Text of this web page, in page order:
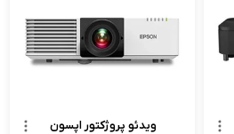
ویدئو پروژکتور اپسون